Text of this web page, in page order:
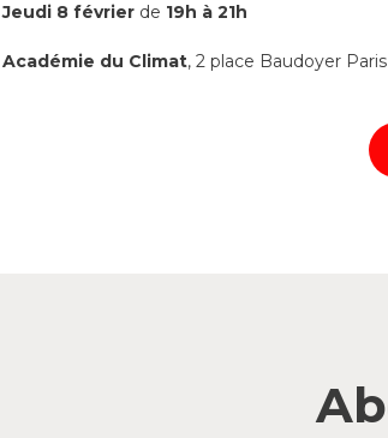
Jeudi 8 févrierde 19h à 21h
Académie du Climat, 2 place Baudoyer